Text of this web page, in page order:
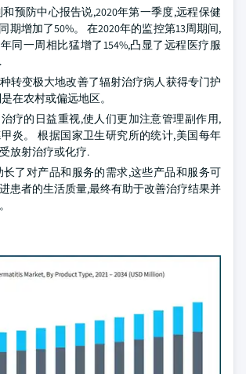
预防中心报告说,2020年第一季度,远程保健
期增加了50%。 在2020年的监控第13周期间,
同一周相比猛增了154%,凸显了远程医疗服
转变极大地改善了辐射治疗病人获得专门护
在农村或偏远地区。
疗的日益重视,使人们更加注意管理副作用,
炎。 根据国家卫生研究所的统计,美国每年
放射治疗或化疗.
长了对产品和服务的需求,这些产品和服务可
患者的生活质量,最终有助于改善治疗结果并